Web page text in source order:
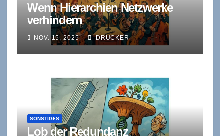
Wenn Hierarchien Netzwerke
verhindern
NOV. 15, 2025 DRUCKER
SONSTIGES
Lob der Redundanz